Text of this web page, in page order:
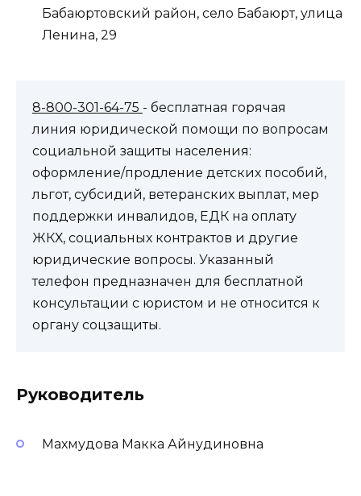
Бабаюртовский район, село Бабаюрт, улица
Ленина, 29
8-800-301-64-75 - бесплатная горячая
линия юридической помощи по вопросам
социальной защиты населения:
оформление/продление детских пособий,
льгот, субсидий, ветеранских выплат, мер
поддержки инвалидов, ЕДК на оплату
ЖКХ, социальных контрактов и другие
юридические вопросы. Указанный
телефон предназначен для бесплатной
консультации с юристом и не относится к
органу соцзащиты.
Руководитель
Махмудова Макка Айнудиновна